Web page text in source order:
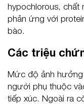
hypochlorous, chất
phản ứng với
bào.
Các triệu
Mức độ ảnh
người phụ thuộc
tiếp xúc. Ngoài ra